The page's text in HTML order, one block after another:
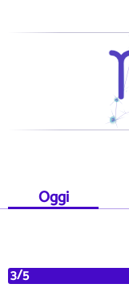
Oggi
3/5